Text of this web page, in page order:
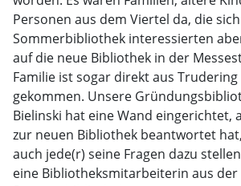
Personen aus dem Viertel da, die
Sommerbibliothek interessierten
auf die neue Bibliothek in der
Familie ist sogar direkt aus
gekommen. Unsere
Bielinski hat eine Wand eingerichtet,
zur neuen Bibliothek beantwortet
auch jede(r) seine Fragen dazu
eine Bibliotheksmitarbeiterin aus der